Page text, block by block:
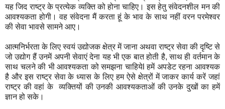
यह जिद राष्ट्र के प्रत्येक व्यक्ति को होना चाहिए। इस हेतु संवेदनशील मन की
आवश्यकता होगी। वह संवेदना मैं करता हूं के भाव के साथ नहीं वरन परमेश्वर
की सेवा भावसे सामने आए।
आत्मनिर्भरता के लिए स्वयं उद्योजक क्षेत्र में जाना अथवा राष्ट्र सेवा की दृष्टि से
जो उद्योग हैं उनमें अपनी सेवाएं देना यह भी एक बात होती है, साथ ही वर्तमान के
साथ चलने की भी आवश्यकता को समझना चाहियेl हमें अपडेट रहना आवश्यक
है और इस राष्ट्र सेवा के ध्यास के लिए हम ऐसे क्षेत्रों में जाकर कार्य करें जहां
राष्ट्र की वहां के व्यक्तियों की उनकी आवश्यकताओं की उनके दुखों का हमें
ज्ञान हो सके।